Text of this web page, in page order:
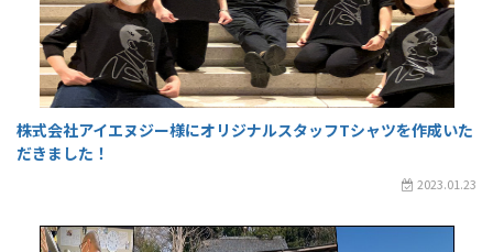
株式会社アイエヌジー様にオリジナルスタッフTシャツを作成いた
だきました！
2023.01.23